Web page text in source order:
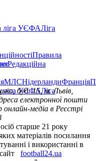
ліга УЄФАЛіга
Правила
Редакційна
МЛСНідерландиФранція
ліга УЄФАЛіга
буд. 15, м. Львів,
електронної пошти
медіа в Реєстрі
старше 21 року
матеріалів посилання
і використанні в
football24.ua